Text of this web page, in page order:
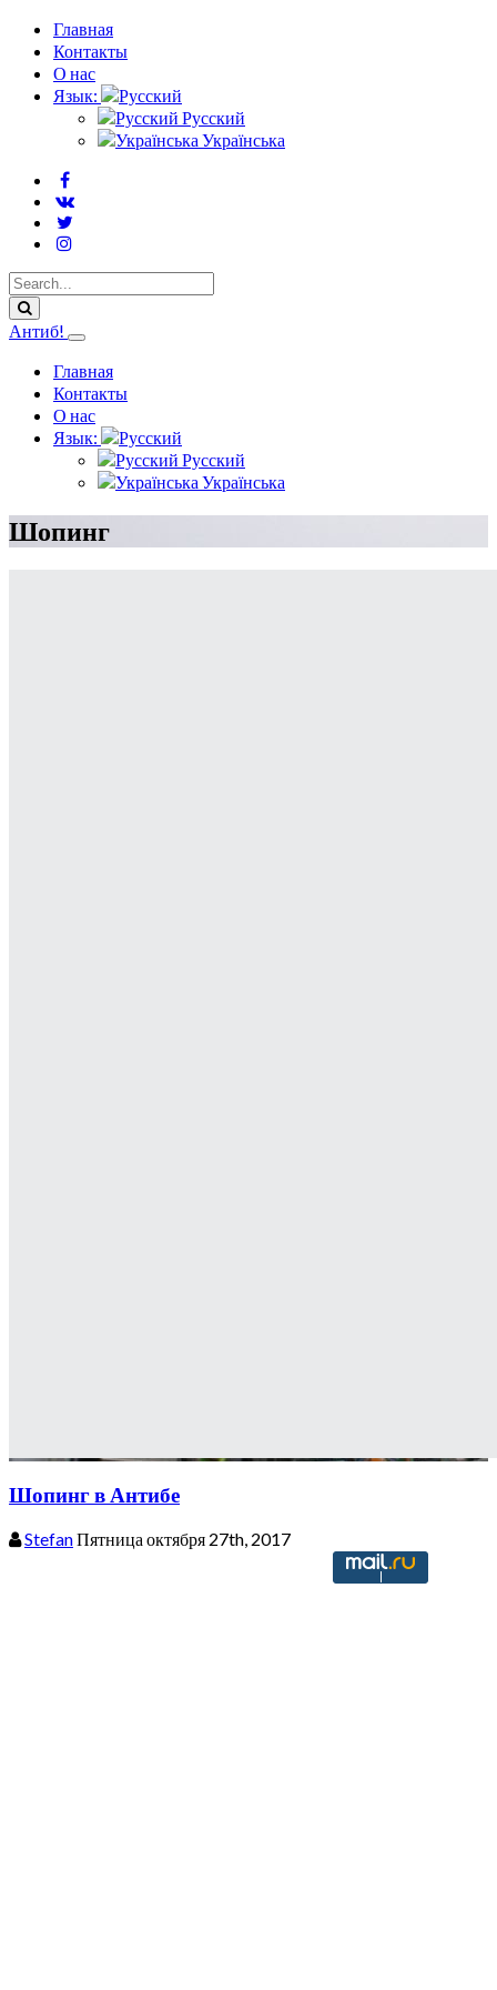
Главная
Контакты
О нас
Язык:
Русский
Українська
Антиб!
Главная
Контакты
О нас
Язык:
Русский
Українська
Шопинг
Шопинг в Антибе
StefanПятница октября 27th, 2017